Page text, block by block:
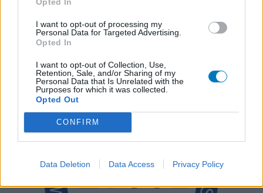
I want to opt-out of processing my
Personal Data for Targeted Advertising.
Opted In
I want to opt-out of Collection, Use,
Retention, Sale, and/or Sharing of my
Personal Data that Is Unrelated with the
Purposes for which it was collected.
Opted Out
CONFIRM
Data Deletion Data Access Privacy Policy